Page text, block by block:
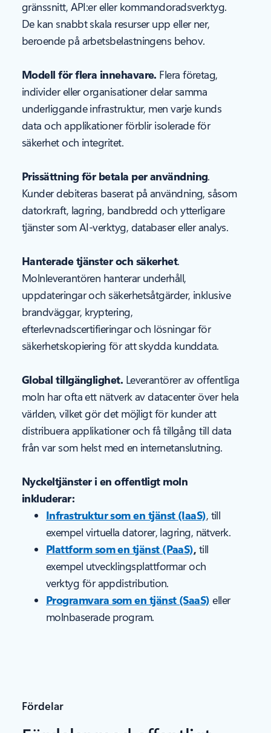
gränssnitt, API:er eller kommandoradsverktyg.
De kan snabbt skala resurser upp eller ner,
beroende på arbetsbelastningens behov.
Modell för flera innehavare. Flera företag,
individer eller organisationer delar samma
underliggande infrastruktur, men varje kunds
data och applikationer förblir isolerade för
säkerhet och integritet.
Prissättning för betala per användning.
Kunder debiteras baserat på användning, såsom
datorkraft, lagring, bandbredd och ytterligare
tjänster som AI-verktyg, databaser eller analys.
Hanterade tjänster och säkerhet.
Molnleverantören hanterar underhåll,
uppdateringar och säkerhetsåtgärder, inklusive
brandväggar, kryptering,
efterlevnadscertifieringar och lösningar för
säkerhetskopiering för att skydda kunddata.
Global tillgänglighet. Leverantörer av offentliga
moln har ofta ett nätverk av datacenter över hela
världen, vilket gör det möjligt för kunder att
distribuera applikationer och få tillgång till data
från var som helst med en internetanslutning.
Nyckeltjänster i en offentligt moln
inkluderar:
Infrastruktur som en tjänst (IaaS), till
exempel virtuella datorer, lagring, nätverk.
Plattform som en tjänst (PaaS), till
exempel utvecklingsplattformar och
verktyg för appdistribution.
Programvara som en tjänst (SaaS) eller
molnbaserade program.
Fördelar